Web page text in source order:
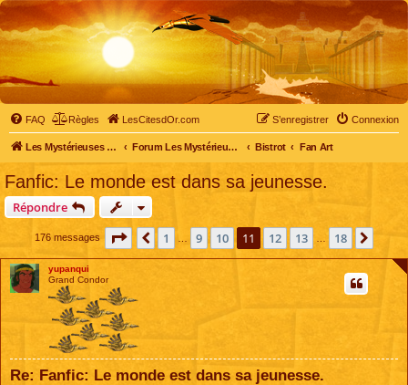
FAQ Règles LesCitesdOr.com Connexion
S’enregistrer
Les Mystérieuses Cités d'Or - LesCitesdOr.com Forum Les Mystérieuses Cités d'Or Bistrot Fan Art
Fanfic: Le monde est dans sa jeunesse.
Répondre
176 messages Page 11 sur 18
Précédente
1 9 10 11 12 13 18
yupanqui
Grand Condor
Re: Fanfic: Le monde est dans sa jeunesse.